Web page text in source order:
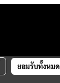
ยอมรับทั้งหมด